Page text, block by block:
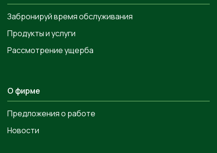
Забронируй время обслуживания
Продукты и услуги
Рассмотрение ущерба
О фирме
Предложения о работе
Новости